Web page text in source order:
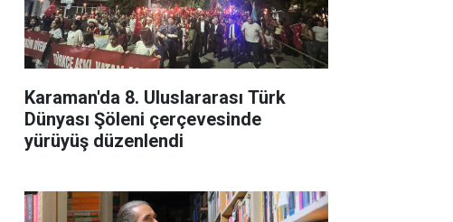
Karaman'da 8. Uluslararası Türk
Dünyası Şöleni çerçevesinde
yürüyüş düzenlendi